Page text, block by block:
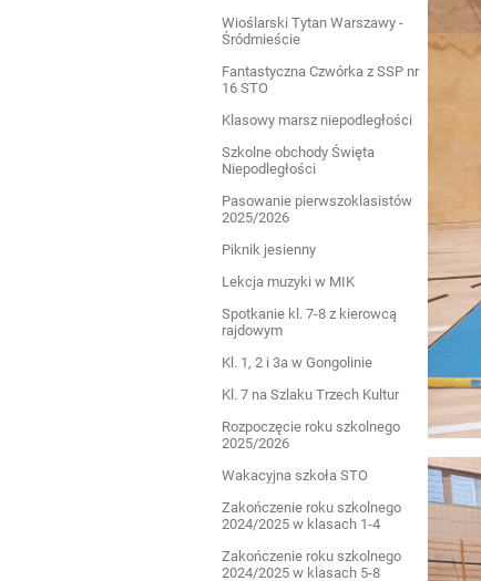
Wioślarski Tytan Warszawy -
Śródmieście
Fantastyczna Czwórka z SSP nr
16 STO
Klasowy marsz niepodległości
Szkolne obchody Święta
Niepodległości
Pasowanie pierwszoklasistów
2025/2026
Piknik jesienny
Lekcja muzyki w MIK
Spotkanie kl. 7-8 z kierowcą
rajdowym
Kl. 1, 2 i 3a w Gongolinie
Kl. 7 na Szlaku Trzech Kultur
Rozpoczęcie roku szkolnego
2025/2026
Wakacyjna szkoła STO
Zakończenie roku szkolnego
2024/2025 w klasach 1-4
Zakończenie roku szkolnego
2024/2025 w klasach 5-8